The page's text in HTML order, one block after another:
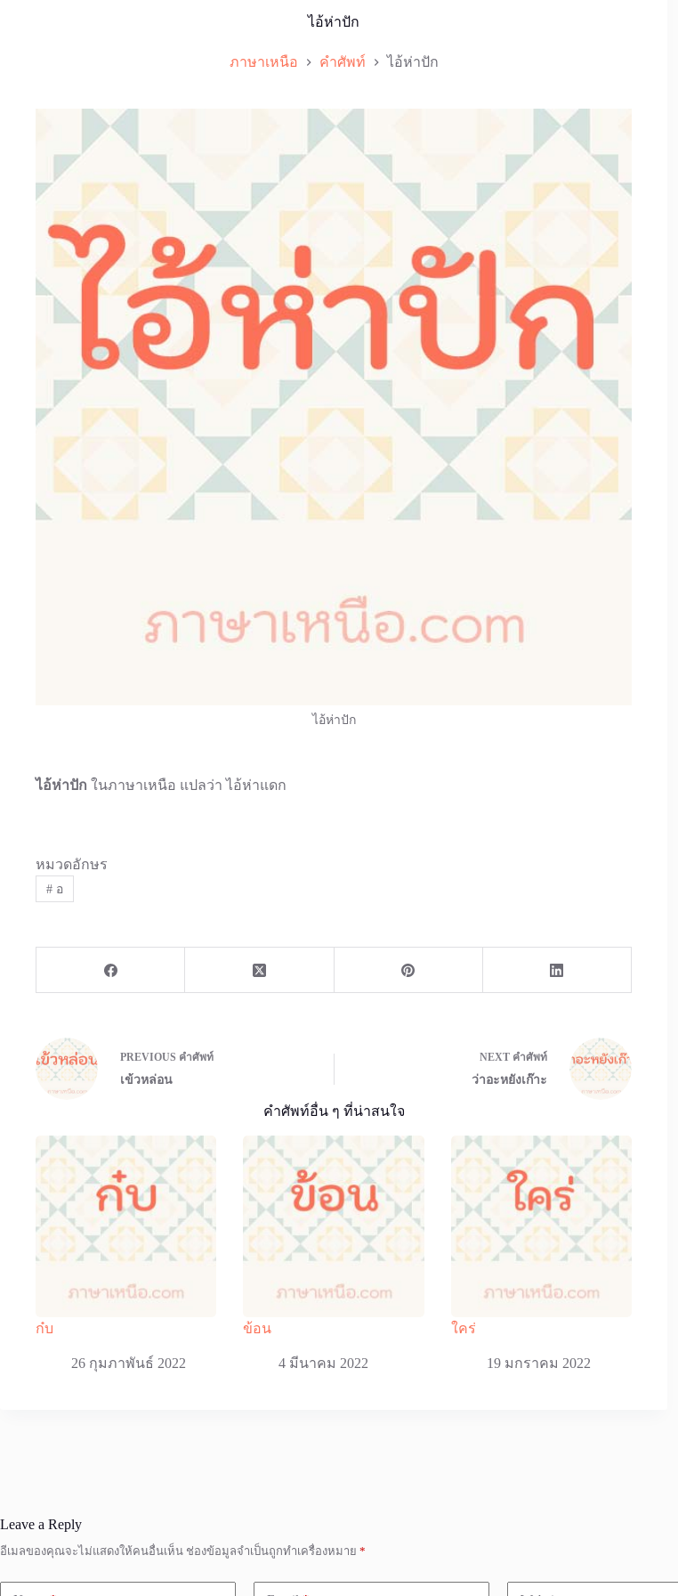
ไอ้ห่าปัก
ภาษาเหนือ คำศัพท์ ไอ้ห่าปัก
ไอ้ห่าปัก
ไอ้ห่าปัก ในภาษาเหนือ แปลว่า ไอ้ห่าแดก
หมวดอักษร
#อ
PREVIOUS คำศัพท์
เข้วหล่อน
NEXT คำศัพท์
ว่าอะหยังเก๊าะ
คำศัพท์อื่น ๆ ที่น่าสนใจ
ก๋บ
26 กุมภาพันธ์ 2022
ข้อน
4 มีนาคม 2022
ใคร่
19 มกราคม 2022
Leave a Reply
อีเมลของคุณจะไม่แสดงให้คนอื่นเห็น ช่องข้อมูลจำเป็นถูกทำเครื่องหมาย *